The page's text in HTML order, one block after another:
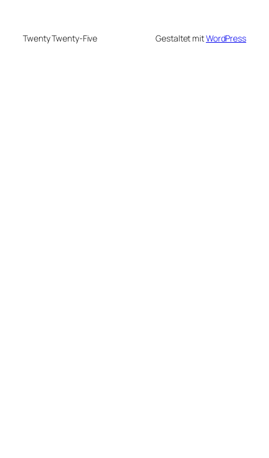
Twenty Twenty-Five Gestaltet mitWordPress